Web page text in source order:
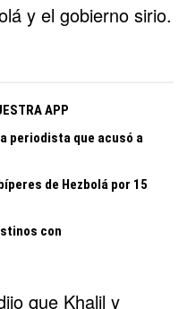
y el gobierno sirio.
APP
periodista que acusó a
de Hezbolá por 15
con
que Khalil y